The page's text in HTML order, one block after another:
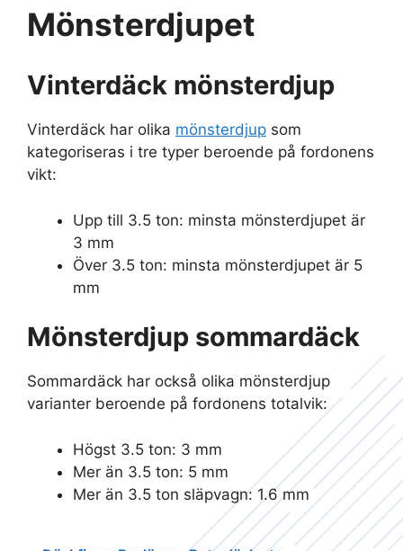
Mönsterdjupet
Vinterdäck mönsterdjup
Vinterdäck har olika mönsterdjup som
kategoriseras i tre typer beroende på fordonens
vikt:
Upp till 3.5 ton: minsta mönsterdjupet är
3 mm
Över 3.5 ton: minsta mönsterdjupet är 5
mm
Mönsterdjup sommardäck
Sommardäck har också olika mönsterdjup
varianter beroende på fordonens totalvik:
Högst 3.5 ton: 3 mm
Mer än 3.5 ton: 5 mm
Mer än 3.5 ton släpvagn: 1.6 mm